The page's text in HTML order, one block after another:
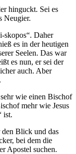
hinguckt. Sei es
Neugier.
skopos“. Daher
es in der heutigen
Seelen. Das war
es nun, er sei der
auch. Aber
wie einen Bischof
mehr wie Jesus
ist.
den Blick und das
bei dem die
Apostel suchen.